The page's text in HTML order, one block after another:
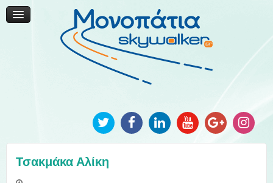
Μονοπάτια Καινοτομίας
Μονοπάτια Τοπικής Ανάπτυξης
Ανακοινώσεις
Φωτογραφίες
Τσακμάκα Αλίκη